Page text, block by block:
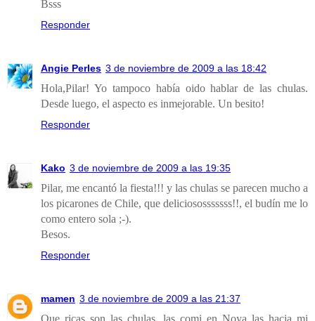
Bsss
Responder
Angie Perles 3 de noviembre de 2009 a las 18:42
Hola,Pilar! Yo tampoco había oido hablar de las chulas.
Desde luego, el aspecto es inmejorable. Un besito!
Responder
Kako 3 de noviembre de 2009 a las 19:35
Pilar, me encantó la fiesta!!! y las chulas se parecen mucho a
los picarones de Chile, que deliciososssssss!!, el budín me lo
como entero sola ;-).
Besos.
Responder
mamen 3 de noviembre de 2009 a las 21:37